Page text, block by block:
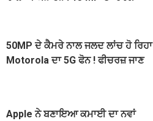
50MP ਦੇ ਕੈਮਰੇ ਨਾਲ ਜਲਦ ਲਾਂਚ ਹੋ ਰਿਹਾ
Motorola ਦਾ 5G ਫੋਨ ! ਫੀਚਰਜ਼ ਜਾਣ
Apple ਨੇ ਬਣਾਇਆ ਕਮਾਈ ਦਾ ਨਵਾਂ